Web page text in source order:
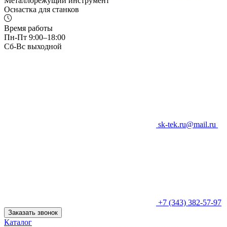
Оснастка для станков
Время работы
Пн-Пт 9:00–18:00
Сб-Вс выходной
sk-tek.ru@mail.ru
+7 (343) 382-57-97
Заказать звонок
Каталог